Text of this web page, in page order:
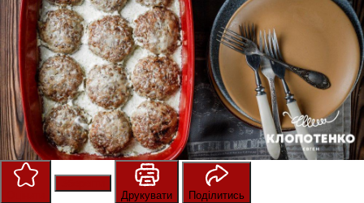
Друкувати
Поділитись